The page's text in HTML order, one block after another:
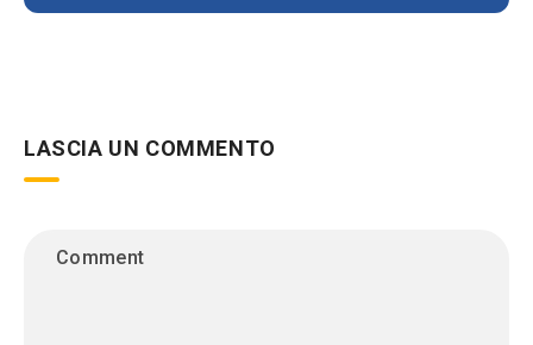
LASCIA UN COMMENTO